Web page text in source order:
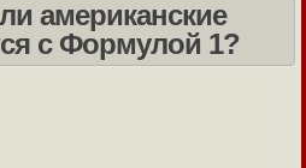
американские
с Формулой 1?